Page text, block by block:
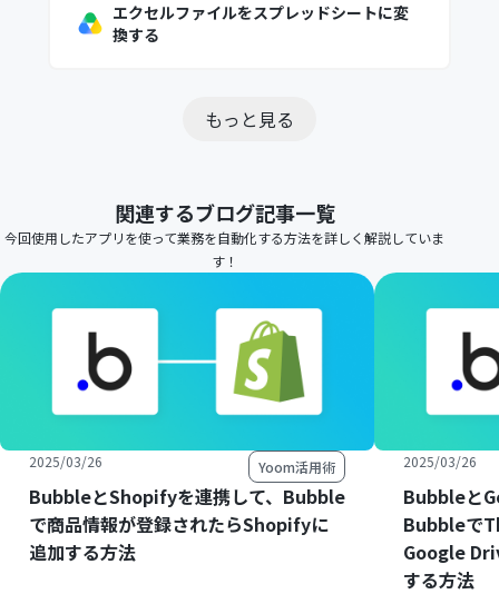
エクセルファイルをスプレッドシートに変
換する
もっと見る
関連するブログ記事一覧
今回使用したアプリを使って業務を自動化する方法を詳しく解説していま
す！
2025/03/26 Yoom活用術
BubbleとShopifyを連携して、Bubble
で商品情報が登録されたらShopifyに
追加する方法
2025/03/26
Bubbleと
Bubbleで
Google
する方法